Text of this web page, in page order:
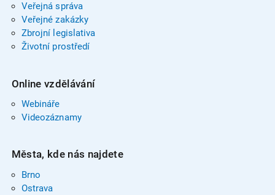
Veřejná správa
Veřejné zakázky
Zbrojní legislativa
Životní prostředí
Online vzdělávání
Webináře
Videozáznamy
Města, kde nás najdete
Brno
Ostrava